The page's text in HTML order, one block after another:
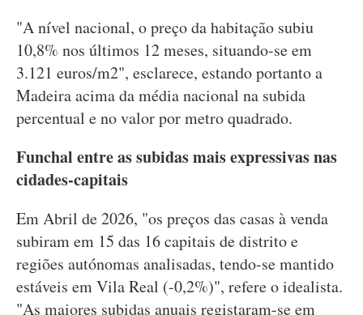
"A nível nacional, o preço da habitação subiu
10,8% nos últimos 12 meses, situando-se em
3.121 euros/m2", esclarece, estando portanto a
Madeira acima da média nacional na subida
percentual e no valor por metro quadrado.
Funchal entre as subidas mais expressivas nas
cidades-capitais
Em Abril de 2026, "os preços das casas à venda
subiram em 15 das 16 capitais de distrito e
regiões autónomas analisadas, tendo-se mantido
estáveis em Vila Real (-0,2%)", refere o idealista.
"As maiores subidas anuais registaram-se em